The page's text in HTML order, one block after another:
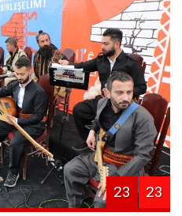
23 23